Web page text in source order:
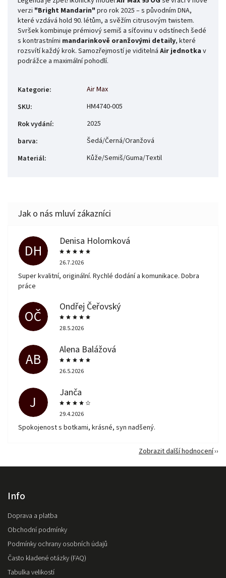
verzi "Bright Mandarin" pro rok 2025 – s původním DNA,
které vzdává hold 90. létům, a svěžím citrusovým twistem.
Svršek kombinuje prémiový semiš a síťovinu v odstínech šedé
s kontrastními mandarinkově oranžovými detaily, které
rozsvítí každý krok. Samozřejmostí je viditelná Air jednotka v
podrážce a maximální pohodlí.
Kategorie:
Air Max
SKU:
HM4740-005
Rok vydání:
2025
barva:
Šedá/Černá/Oranžová
Materiál: Kůže/Semiš/Guma/Textil
DH
Denisa Holomková
26.7.2026
Super kvalitní, originální. Rychlé dodání a komunikace. Dobra
práce
OČ
Ondřej Čeřovský
28.5.2026
AB
Alena Balážová
26.5.2026
J
Janča
29.4.2026
Spokojenost s botkami, krásné, syn nadšený.
Zobrazit další hodnocení
Info
Doprava a platba
Obchodní podmínky
Podmínky ochrany osobních údajů
Často kladené otázky (FAQ)
Tabulka velikostí